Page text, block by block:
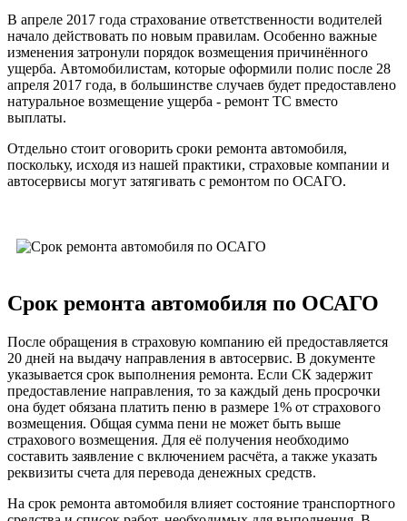
В апреле 2017 года страхование ответственности водителей
начало действовать по новым правилам. Особенно важные
изменения затронули порядок возмещения причинённого
ущерба. Автомобилистам, которые оформили полис после 28
апреля 2017 года, в большинстве случаев будет предоставлено
натуральное возмещение ущерба - ремонт ТС вместо
выплаты.
Отдельно стоит оговорить сроки ремонта автомобиля,
поскольку, исходя из нашей практики, страховые компании и
автосервисы могут затягивать с ремонтом по ОСАГО.
Срок ремонта автомобиля по ОСАГО
После обращения в страховую компанию ей предоставляется
20 дней на выдачу направления в автосервис. В документе
указывается срок выполнения ремонта. Если СК задержит
предоставление направления, то за каждый день просрочки
она будет обязана платить пеню в размере 1% от страхового
возмещения. Общая сумма пени не может быть выше
страхового возмещения. Для её получения необходимо
составить заявление с включением расчёта, а также указать
реквизиты счета для перевода денежных средств.
На срок ремонта автомобиля влияет состояние транспортного